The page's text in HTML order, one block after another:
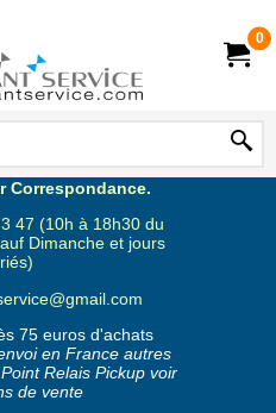
0
Correspondance.
47 (10h à 18h30 du
Dimanche et jours
75 euros d'achats
en France autres
Relais Pickup voir
de vente